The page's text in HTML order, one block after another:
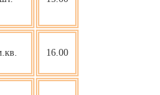
16.00